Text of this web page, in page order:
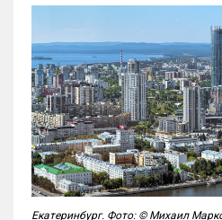
Екатеринбург. Фото: © Михаил